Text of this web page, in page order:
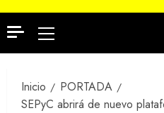
Menú
principal
Inicio
PORTADA
SEPyC abrirá de nuevo